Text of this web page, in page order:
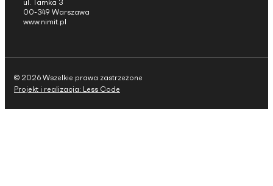
ul. Tamka 3
00-349 Warszawa
www.nimit.pl
© 2026 Wszelkie prawa zastrzeżone
Projekt i realizacja: Less Code